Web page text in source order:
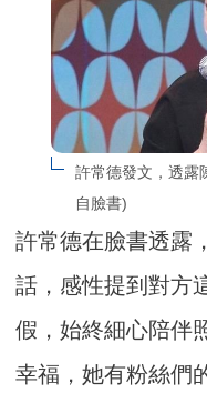
許常德發文，透露
自臉書)
許常德在臉書透露
話，感性提到對方
假，始終細心陪伴
幸福，她有粉絲們